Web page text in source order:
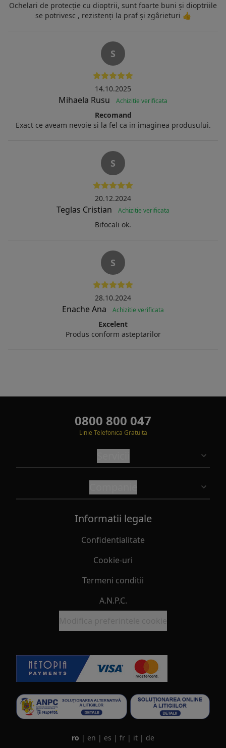
Ochelari de protecție cu dioptrii, sunt foarte buni și dioptriile
se potrivesc , rezistenți la praf și zgârieturi 👍
S
14.10.2025
Mihaela Rusu Achizitie verificata
Recomand
Exact ce aveam nevoie si la fel ca in imaginea produsului.
S
20.12.2024
Teglas Cristian Achizitie verificata
Bifocali ok.
S
28.10.2024
Enache Ana Achizitie verificata
Excelent
Produs conform asteptarilor
0800 800 047
Linie Telefonica Gratuita
Informatii legale
Confidentialitate
Cookie-uri
Termeni conditii
A.N.P.C.
ro | en | es | fr | it | de